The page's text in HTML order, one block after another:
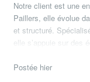
Notre client est une
Paillers, elle évolue
et structuré.
elle s’appuie sur des
Postée hier